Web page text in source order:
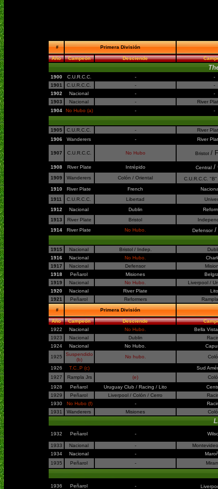
# Primera División
Año Campeón Desciende
1900 C.U.R.C.C. -
-
1901
C.U.R.C.C. -
-
1902
Nacional -
-
1903
Nacional -
River
1904
No Hubo (a) - -
1905 C.U.R.C.C. -
River
1906
Wanderers - River
1907 C.U.R.C.C. No Hubo Bristol/
1908 River Plate Intrépido Central/
1909 Wanderers Colón / Oriental
C.U.R.C.C. "B"
1910
River Plate French
1911
C.U.R.C.C. Libertad
1912
Nacional Dublin
1913
River Plate Bristol
1914
River Plate No Hubo. Defensor/
1915 Nacional Bristol / Indep.
1916
Nacional No Hubo.
1917
Nacional Defensor
1918
Peñarol Misiones
1919
Nacional No Hubo.
Liverpool /
1920
Nacional River Plate
Lito
1921
Peñarol Reformers
#
Primera División
Año Campeón Desciende
1922
Nacional No Hubo.
Bella
1923
Nacional Dublin
1924
Nacional No Hubo.
1925
Suspendido
(b)
No hubo.
1926 T.C..P (c)
Sud
1927
Rampla Jrs (e)
1928
Peñarol Uruguay Club / Racing / Lito
1929
Peñarol Liverpool / Colón / Cerro
1930
No Hubo (f) -
1931
Wanderers Misiones
1932 Peñarol -
1933 Nacional -
1934
Nacional -
1935
Peñarol -
1936 Peñarol -